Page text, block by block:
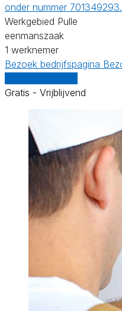
onder nummer 701349293.
Werkgebied Pulle
eenmanszaak
1 werknemer
Bezoek bedrijfspagina
Gratis - Vrijblijvend